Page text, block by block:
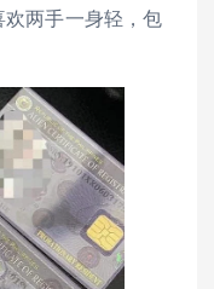
两手一身轻，包